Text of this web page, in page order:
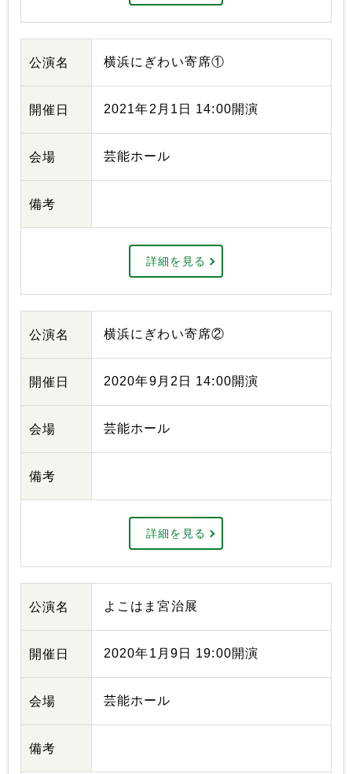
公演名 横浜にぎわい寄席①
開催日 2021年2月1日 14:00開演
会場 芸能ホール
備考
詳細を見る
公演名 横浜にぎわい寄席②
開催日 2020年9月2日 14:00開演
会場 芸能ホール
備考
詳細を見る
公演名 よこはま宮治展
開催日 2020年1月9日 19:00開演
会場 芸能ホール
備考